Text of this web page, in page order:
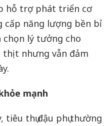
hỗ trợ phát triển cơ
cấp năng lượng bền bỉ
chọn lý tưởng cho
thịt nhưng vẫn đảm
mạnh
thụ đậu phụ thường